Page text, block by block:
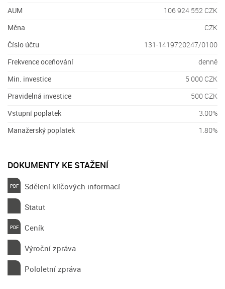
AUM
106 924 552 CZK
Měna
CZK
Číslo účtu
131-1419720247/0100
Frekvence oceňování
denně
Min. investice
5 000 CZK
Pravidelná investice
500 CZK
Vstupní poplatek
3.00%
Manažerský poplatek
1.80%
DOKUMENTY KE STAŽENÍ
Sdělení klíčových informací
Statut
Ceník
Výroční zpráva
Pololetní zpráva